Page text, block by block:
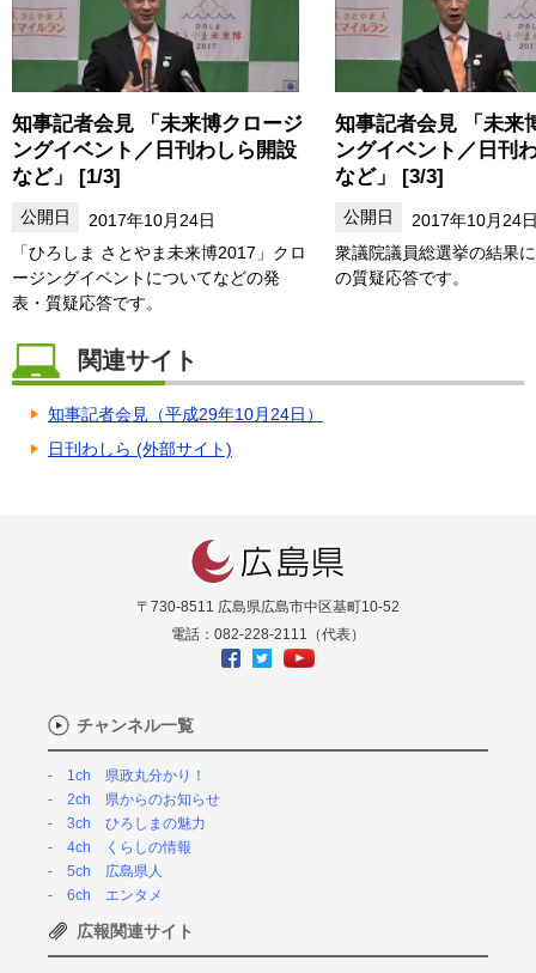
知事記者会見 「未来博クロージ
ングイベント／日刊わしら開設
など」 [1/3]
2017年10月24日
「ひろしま さとやま未来博2017」クロ
ージングイベントについてなどの発
表・質疑応答です。
知事記者会見 「未来
ングイベント／日刊
など」 [3/3]
2017年10月24
衆議院議員総選挙の結果
の質疑応答です。
関連サイト
知事記者会見（平成29年10月24日）
日刊わしら (外部サイト)
〒730-8511 広島県広島市中区基町10-52
電話：082-228-2111（代表）
チャンネル一覧
1ch 県政丸分かり！
2ch 県からのお知らせ
3ch ひろしまの魅力
4ch くらしの情報
5ch 広島県人
6ch エンタメ
広報関連サイト